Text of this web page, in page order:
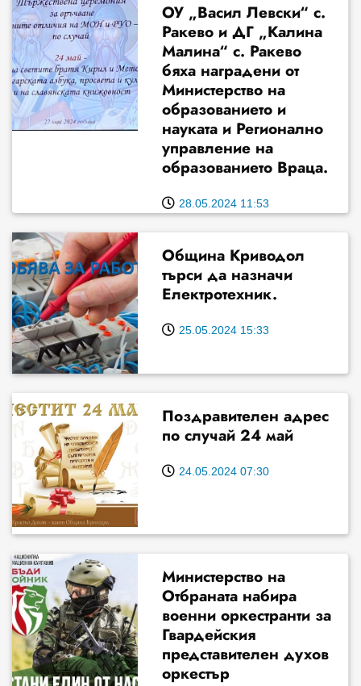
ОУ „Васил Левски“ с.
Ракево и ДГ „Калина
Малина“ с. Ракево
бяха наградени от
Министерство на
образованието и
науката и Регионално
управление на
образованието Враца.
28.05.2024 11:53
Община Криводол
търси да назначи
Електротехник.
25.05.2024 15:33
Поздравителен адрес
по случай 24 май
24.05.2024 07:30
Министерство на
Отбраната набира
военни оркестранти за
Гвардейския
представителен духов
оркестър